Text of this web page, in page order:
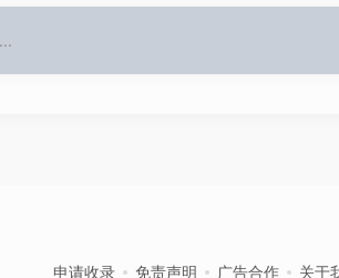
申请收录 免责声明 广告合作 关于